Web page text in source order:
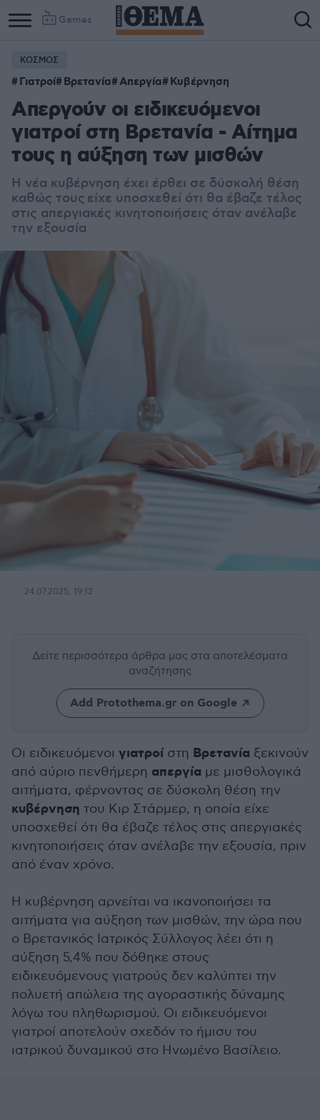
Games
ΚΟΣΜΟΣ
Γιατροί Βρετανία Απεργία Κυβέρνηση
Απεργούν οι ειδικευόμενοι
γιατροί στη Βρετανία - Αίτημα
τους η αύξηση των μισθών
Η νέα κυβέρνηση έχει έρθει σε δύσκολή θέση
καθώς τους είχε υποσχεθεί ότι θα έβαζε τέλος
στις απεργιακές κινητοποιήσεις όταν ανέλαβε
την εξουσία
24.07.2025, 19:12
Δείτε περισσότερα άρθρα μας στα αποτελέσματα
αναζήτησης
Add Protothema.gr on Google
Οι ειδικευόμενοι γιατροίστη Βρετανία ξεκινούν
από αύριο πενθήμερη απεργία με μισθολογικά
αιτήματα, φέρνοντας σε δύσκολη θέση την
κυβέρνηση του Κιρ Στάρμερ, η οποία είχε
υποσχεθεί ότι θα έβαζε τέλος στις απεργιακές
κινητοποιήσεις όταν ανέλαβε την εξουσία, πριν
από έναν χρόνο.
Η κυβέρνηση αρνείται να ικανοποιήσει τα
αιτήματα για αύξηση των μισθών, την ώρα που
ο Βρετανικός Ιατρικός Σύλλογος λέει ότι η
αύξηση 5,4% που δόθηκε στους
ειδικευόμενους γιατρούς δεν καλύπτει την
πολυετή απώλεια της αγοραστικής δύναμης
λόγω του πληθωρισμού. Οι ειδικευόμενοι
γιατροί αποτελούν σχεδόν το ήμισυ του
ιατρικού δυναμικού στο Ηνωμένο Βασίλειο.